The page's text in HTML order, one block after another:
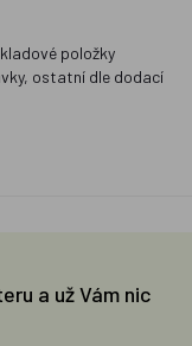
položky
ostatní dle dodací
a už Vám nic